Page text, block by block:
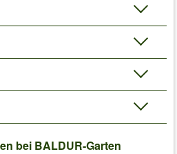
bei BALDUR-Garten